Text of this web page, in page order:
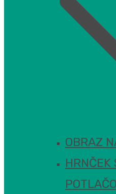
OBRAZ
HRNČEK